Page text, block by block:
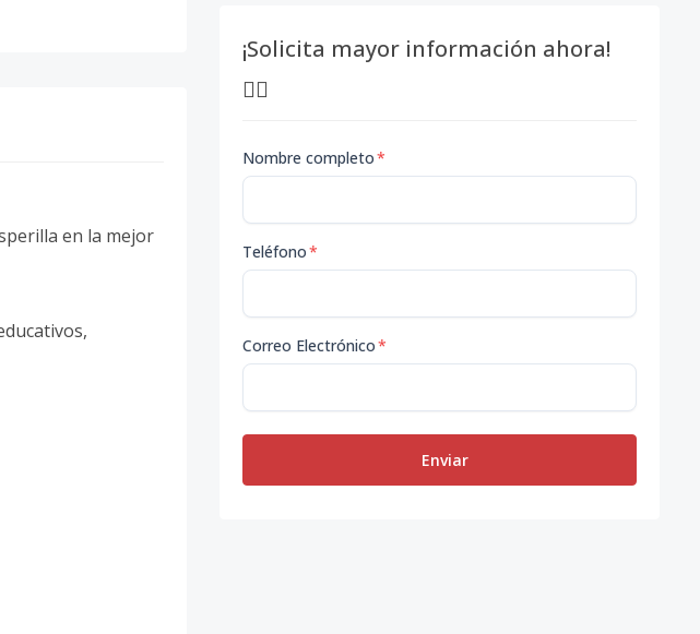
en la mejor
¡Solicita mayor información ahora!
👇🏽
Nombre completo*
Teléfono*
Correo Electrónico*
Enviar